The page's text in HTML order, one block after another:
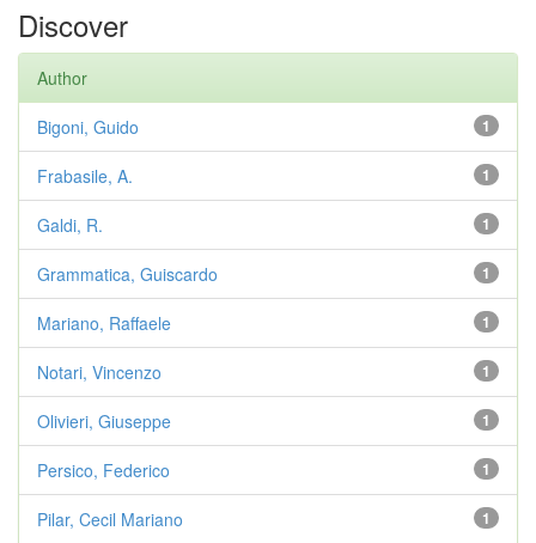
Discover
Author
1
Bigoni, Guido
1
Frabasile, A.
1
Galdi, R.
1
Grammatica, Guiscardo
1
Mariano, Raffaele
1
Notari, Vincenzo
1
Olivieri, Giuseppe
1
Persico, Federico
1
Pilar, Cecil Mariano